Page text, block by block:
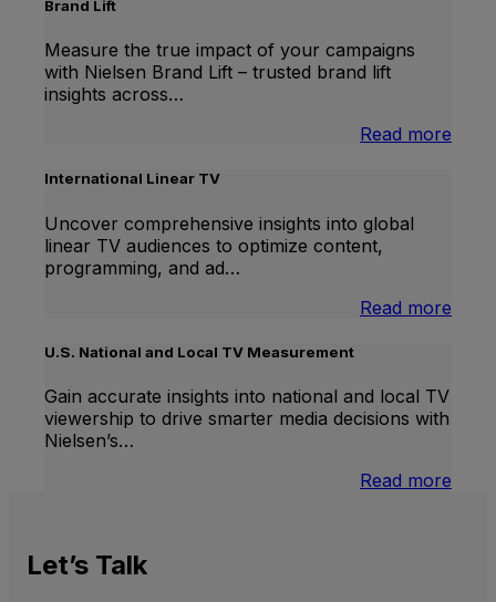
Brand Lift
Measure the true impact of your campaigns
with Nielsen Brand Lift – trusted brand lift
insights across…
Read more
International Linear TV
Uncover comprehensive insights into global
linear TV audiences to optimize content,
programming, and ad…
Read more
U.S. National and Local TV Measurement
Gain accurate insights into national and local TV
viewership to drive smarter media decisions with
Nielsen’s…
Read more
Let’s Talk